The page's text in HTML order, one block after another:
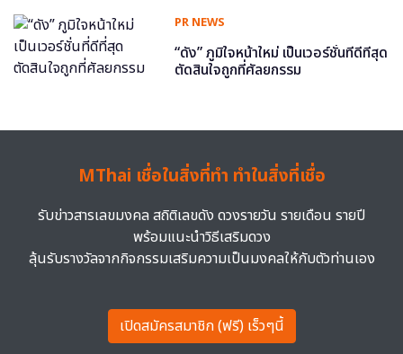
PR NEWS
“ดัง” ภูมิใจหน้าใหม่ เป็นเวอร์ชั่นที่ดีที่สุด
ตัดสินใจถูกที่ศัลยกรรม
MThai เชื่อในสิ่งที่ทำ ทำในสิ่งที่เชื่อ
รับข่าวสารเลขมงคล สถิติเลขดัง ดวงรายวัน รายเดือน รายปี
พร้อมแนะนำวิธีเสริมดวง
ลุ้นรับรางวัลจากกิจกรรมเสริมความเป็นมงคลให้กับตัวท่านเอง
เปิดสมัครสมาชิก (ฟรี) เร็วๆนี้